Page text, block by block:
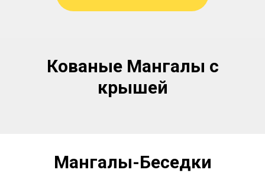
Кованые Мангалы с
крышей
Мангалы-Беседки